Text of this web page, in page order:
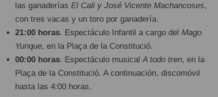
las ganaderías El Cali y José Vicente Machancoses,
con tres vacas y un toro por ganadería.
21:00 horas. Espectáculo Infantil a cargo del Mago
Yunque, en la Plaça de la Constitució.
00:00 horas. Espectáculo musical A todo tren, en la
Plaça de la Constitució. A continuación, discomóvil
hasta las 4:00 horas.